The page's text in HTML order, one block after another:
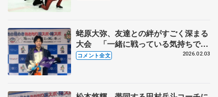
蛯原大弥、友達との絆がすごく深まる
大会 「一緒に戦っている気持ちで応
援する」 【国民スポーツ大会冬季大
コメント全文 2026.02.03